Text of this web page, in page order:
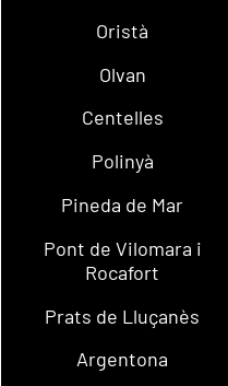
Oristà
Olvan
Centelles
Polinyà
Pineda de Mar
Pont de Vilomara i
Rocafort
Prats de Lluçanès
Argentona